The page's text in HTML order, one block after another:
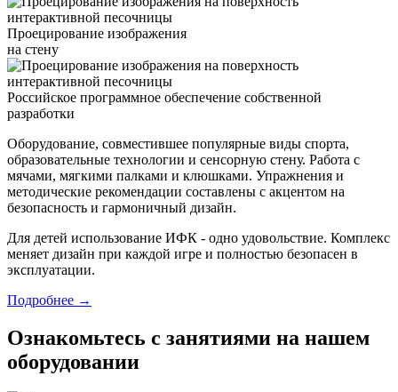
Проецирование изображения
на стену
Российское программное обеспечение собственной
разработки
Оборудование, совместившее популярные виды спорта,
образовательные технологии и сенсорную стену. Работа с
мячами, мягкими палками и клюшками. Упражнения и
методические рекомендации составлены с акцентом на
безопасность и гармоничный дизайн.
Для детей использование ИФК - одно удовольствие. Комплекс
меняет дизайн при каждой игре и полностью безопасен в
эксплуатации.
Подробнее →
Ознакомьтесь с занятиями на нашем
оборудовании